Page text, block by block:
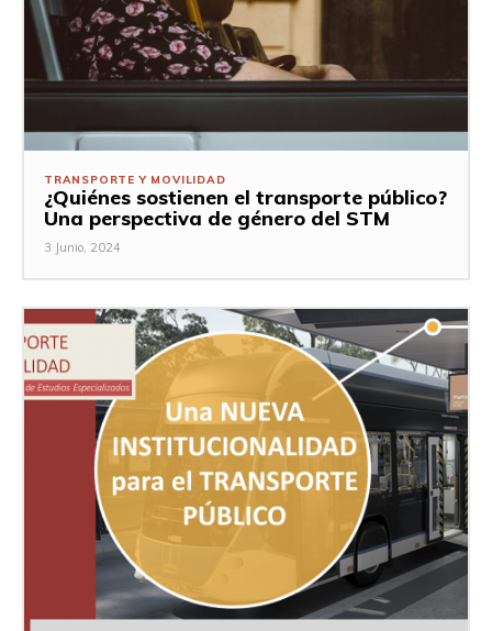
TRANSPORTE Y MOVILIDAD
¿Quiénes sostienen el transporte público?
Una perspectiva de género del STM
3 Junio, 2024